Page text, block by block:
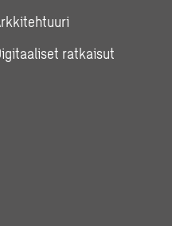
ratkaisut